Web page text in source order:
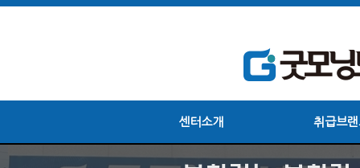
센터소개 취급브